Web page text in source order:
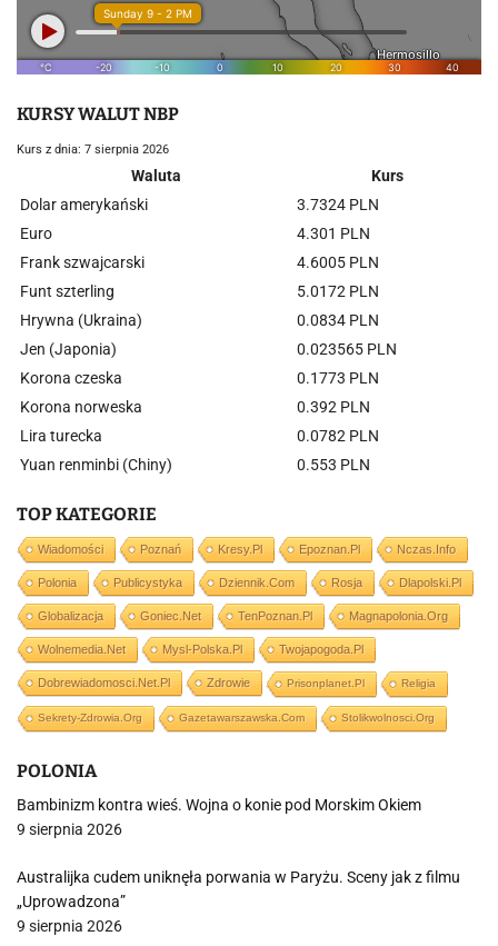
KURSY WALUT NBP
Kurs z dnia: 7 sierpnia 2026
Waluta
Kurs
Dolar amerykański
3.7324 PLN
Euro
4.301 PLN
Frank szwajcarski
4.6005 PLN
Funt szterling
5.0172 PLN
Hrywna (Ukraina)
0.0834 PLN
Jen (Japonia)
0.023565 PLN
Korona czeska
0.1773 PLN
Korona norweska
0.392 PLN
Lira turecka
0.0782 PLN
Yuan renminbi (Chiny)
0.553 PLN
TOP KATEGORIE
Wiadomości Poznań Kresy.pl Epoznan.pl Nczas.info
Polonia Publicystyka Dziennik.com Rosja Dlapolski.pl
Globalizacja Goniec.net TenPoznan.pl Magnapolonia.org
Wolnemedia.net Mysl-Polska.pl Twojapogoda.pl
Dobrewiadomosci.net.pl Zdrowie Prisonplanet.pl Religia
Sekrety-Zdrowia.org Gazetawarszawska.com Stolikwolnosci.org
POLONIA
Bambinizm kontra wieś. Wojna o konie pod Morskim Okiem
9 sierpnia 2026
Australijka cudem uniknęła porwania w Paryżu. Sceny jak z filmu
„Uprowadzona”
9 sierpnia 2026